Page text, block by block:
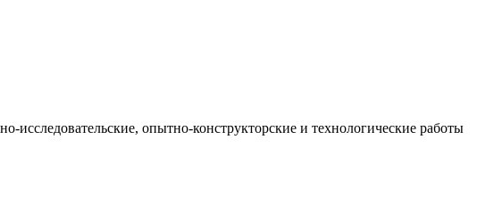
опытно-конструкторские и технологические работы